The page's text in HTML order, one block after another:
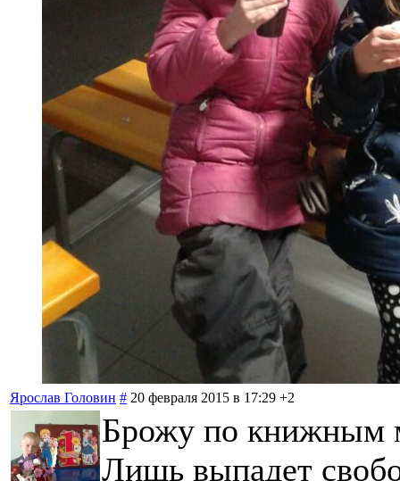
Ярослав Головин # 20 февраля 2015 в 17:29 +2
Брожу по книжным
Лишь выпадет